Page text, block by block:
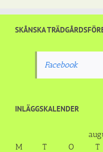
SKÅNSKA
Facebook
INLÄGGSKALENDER
M
T O T